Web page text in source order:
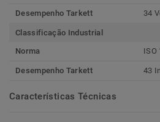
Desempenho Tarkett 34
Classificação Industrial
Norma
ISO
Desempenho Tarkett 43
Características Técnicas